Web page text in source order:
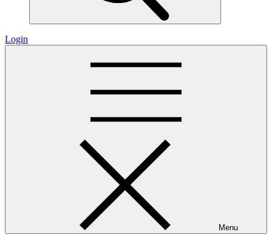
Login
Menu